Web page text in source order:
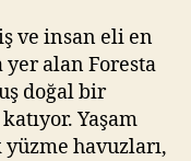
ve insan eli en
yer alan Foresta
doğal bir
Yaşam
havuzları,